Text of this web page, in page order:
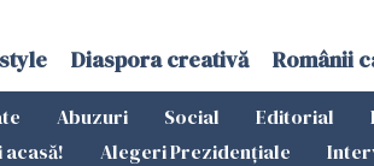
Diaspora creativă Românii
Abuzuri Social Editorial
Alegeri Prezidențiale